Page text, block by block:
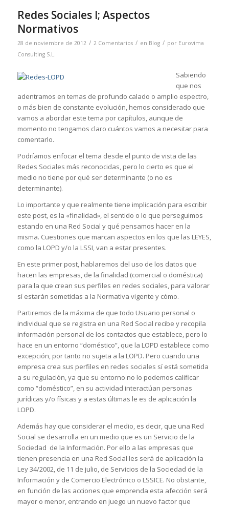
Redes Sociales I; Aspectos
Normativos
28 de noviembre de 2012 / 2 Comentarios / en Blog / por Eurovima
Consulting S.L.
Sabiendo
que nos
adentramos en temas de profundo calado o amplio espectro,
o más bien de constante evolución, hemos considerado que
vamos a abordar este tema por capítulos, aunque de
momento no tengamos claro cuántos vamos a necesitar para
comentarlo.
Podríamos enfocar el tema desde el punto de vista de las
Redes Sociales más reconocidas, pero lo cierto es que el
medio no tiene por qué ser determinante (o no es
determinante).
Lo importante y que realmente tiene implicación para escribir
este post, es la «finalidad», el sentido o lo que perseguimos
estando en una Red Social y qué pensamos hacer en la
misma. Cuestiones que marcan aspectos en los que las LEYES,
como la LOPD y/o la LSSI, van a estar presentes.
En este primer post, hablaremos del uso de los datos que
hacen las empresas, de la finalidad (comercial o doméstica)
para la que crean sus perfiles en redes sociales, para valorar
sí estarán sometidas a la Normativa vigente y cómo.
Partiremos de la máxima de que todo Usuario personal o
individual que se registra en una Red Social recibe y recopila
información personal de los contactos que establece, pero lo
hace en un entorno “doméstico”, que la LOPD establece como
excepción, por tanto no sujeta a la LOPD. Pero cuando una
empresa crea sus perfiles en redes sociales sí está sometida
a su regulación, ya que su entorno no lo podemos calificar
como “doméstico”, en su actividad interactúan personas
jurídicas y/o físicas y a estas últimas le es de aplicación la
LOPD.
Además hay que considerar el medio, es decir, que una Red
Social se desarrolla en un medio que es un Servicio de la
Sociedad de la Información. Por ello a las empresas que
tienen presencia en una Red Social les será de aplicación la
Ley 34/2002, de 11 de julio, de Servicios de la Sociedad de la
Información y de Comercio Electrónico o LSSICE. No obstante,
en función de las acciones que emprenda esta afección será
mayor o menor, entrando en juego un nuevo factor que